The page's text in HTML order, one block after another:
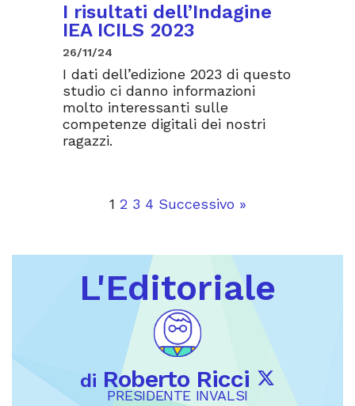
I risultati dell’Indagine
IEA ICILS 2023
26/11/24
I dati dell’edizione 2023 di questo
studio ci danno informazioni
molto interessanti sulle
competenze digitali dei nostri
ragazzi.
1 2 3 4 Successivo »
L'Editoriale
di Roberto Ricci
PRESIDENTE INVALSI